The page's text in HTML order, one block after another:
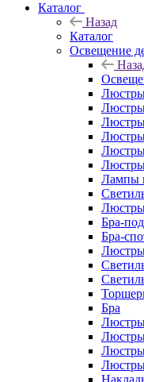
Каталог
Назад
Каталог
Освещение
Люстры
Люстры
Лампы
Бра-
Бра-
Бра
Люстры